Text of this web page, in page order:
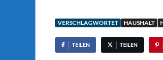
VERSCHLAGWORTET HAUSHALT
TEILEN TEILEN